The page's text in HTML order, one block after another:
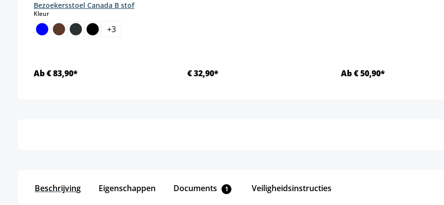
Bezoekersstoel Canada B stof
Kleurselect
+3
Ab € 83,90* € 32,90* Ab € 50,90*
Beschrijving Eigenschappen Documents 1 Veiligheidsinstructies